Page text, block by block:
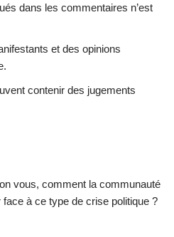
dans les commentaires n’est
et des opinions
contenir des jugements
vous, comment la communauté
à ce type de crise politique ?